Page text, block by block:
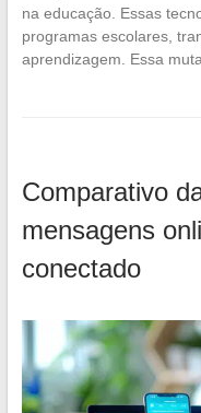
na educação. Essas
programas escolares,
aprendizagem. Essa
Comparativo
mensagens
conectado